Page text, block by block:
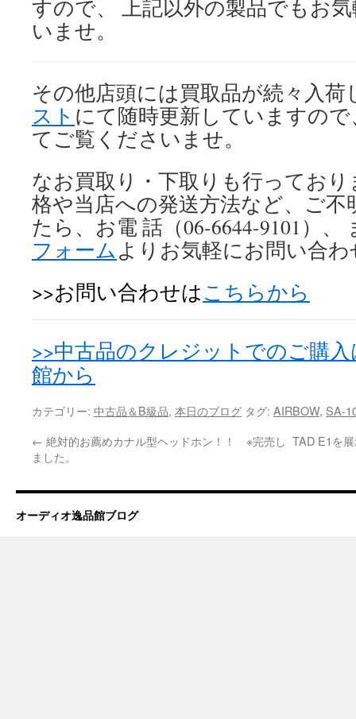
すので、 上記以外の製品でもお
いませ。
その他店頭には買取品が続々入荷
スト にて随時更新していますの
てご覧くださいませ。
なお買取り・下取りも行ってお
格や当店への発送方法など、ご
たら、お電 話（06-6644-9101）、
フォームよりお気軽にお問い合
>>お問い合わせはこちらから
>>中古品のクレジットでのご購
館から
カテゴリー: 中古品＆B級品, 本日のブログ タグ: AIRBOW, SA-
← 絶対的お薦めカナル型ヘッドホン！！ ※完売し
ました。
TAD E1を
オーディオ逸品館ブログ